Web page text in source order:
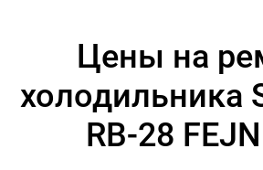
Цены на
холодильника
RB-28